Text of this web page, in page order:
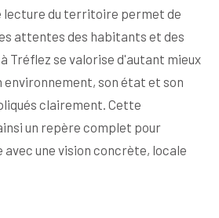
lecture du territoire permet de
attentes des habitants et des
Tréflez se valorise d'autant mieux
environnement, son état et son
clairement. Cette
un repère complet pour
avec une vision concrète, locale